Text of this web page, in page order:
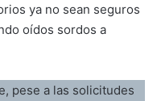
ya no sean seguros
oídos sordos a
pese a las solicitudes